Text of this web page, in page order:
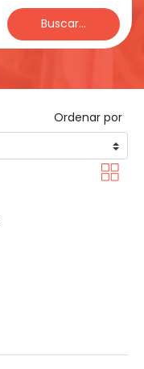
Buscar...
Ordenar por